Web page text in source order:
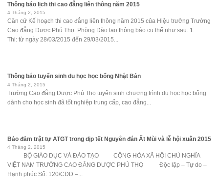
Thông báo lịch thi cao đẳng liên thông năm 2015
4 Tháng 2, 2015
Căn cứ Kế hoạch thi cao đẳng liên thông năm 2015 của Hiệu trưởng Trường
Cao đẳng Dược Phú Thọ. Phòng Đào tạo thông báo cụ thể như sau: 1.
Thi: từ ngày 28/03/2015 đến 29/03/2015...
Thông báo tuyển sinh du học học bổng Nhật Bản
4 Tháng 2, 2015
Trường Cao đẳng Dược Phú Thọ tuyển sinh chương trình du học học bổng
dành cho học sinh đã tốt nghiệp trung cấp, cao đẳng...
Bảo đảm trật tự ATGT trong dịp tết Nguyên đán Ất Mùi và lễ hội xuân 2015
4 Tháng 2, 2015
BỘ GIÁO DỤC VÀ ĐÀO TẠO CỘNG HÒA XÃ HỘI CHỦ NGHĨA
VIỆT NAM TRƯỜNG CAO ĐẲNG DƯỢC PHÚ THỌ Độc lập – Tự do –
Hạnh phúc Số: 120/CĐD –...